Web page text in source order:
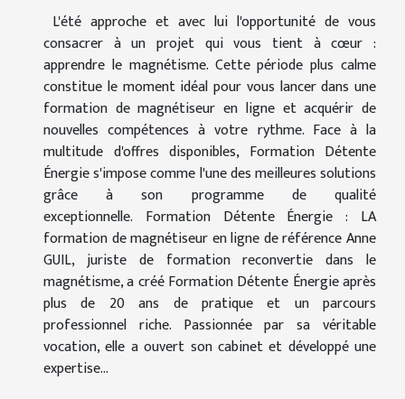
L'été approche et avec lui l'opportunité de vous
consacrer à un projet qui vous tient à cœur :
apprendre le magnétisme. Cette période plus calme
constitue le moment idéal pour vous lancer dans une
formation de magnétiseur en ligne et acquérir de
nouvelles compétences à votre rythme. Face à la
multitude d'offres disponibles, Formation Détente
Énergie s'impose comme l'une des meilleures solutions
grâce à son programme de qualité
exceptionnelle. Formation Détente Énergie : LA
formation de magnétiseur en ligne de référence Anne
GUIL, juriste de formation reconvertie dans le
magnétisme, a créé Formation Détente Énergie après
plus de 20 ans de pratique et un parcours
professionnel riche. Passionnée par sa véritable
vocation, elle a ouvert son cabinet et développé une
expertise...